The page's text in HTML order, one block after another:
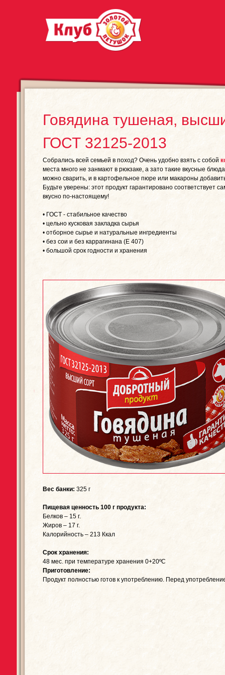
Говядина тушеная,
ГОСТ 32125-2013
Вес банки: 325 г
Пищевая ценность 100 г продукта:
Белков – 15 г.
Жиров – 17 г.
Калорийность – 213 Ккал
Срок хранения:
48 мес. при температуре хранения 0+20ºC
Приготовление:
Продукт полностью готов к употреблению. Перед
Собрались всей семьей в поход? Очень удобно взять с собой
места много не занмают в рюкзаке, а зато такие вкусные
можно сварить, и в картофельное пюре или макароны
Будьте уверены: этот продукт гарантировано соответствует
вкусно по-настоящему!
• ГОСТ - стабильное качество
• цельно кусковая закладка сырья
• отборное сырье и натуральные ингредиенты
• без сои и без каррагинана (Е 407)
• большой срок годности и хранения